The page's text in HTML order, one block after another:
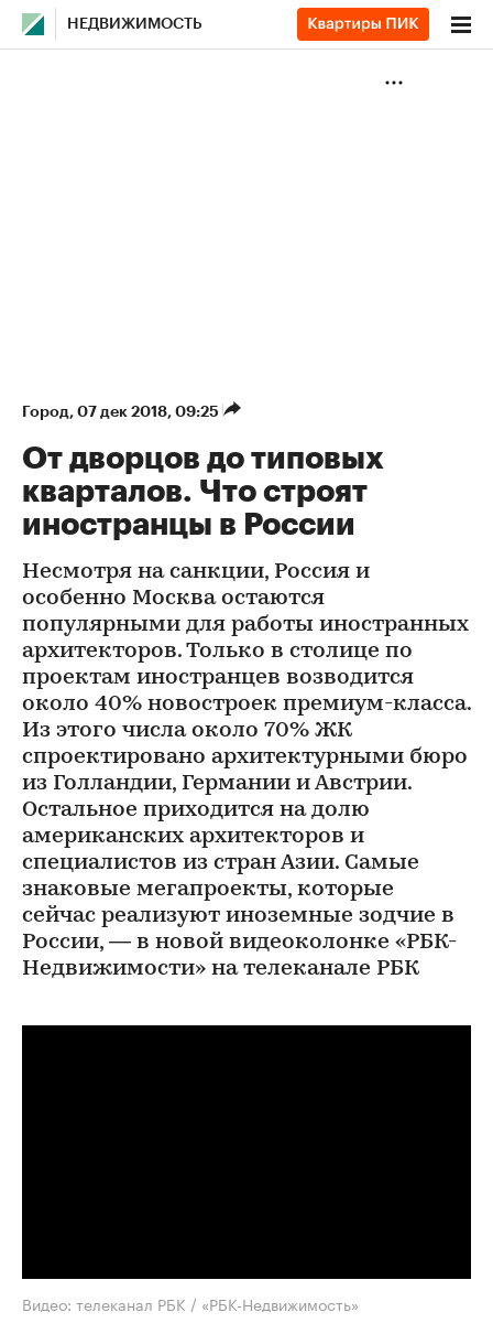
НЕДВИЖИМОСТЬ
Город⁠, 07 дек 2018, 09:25
От дворцов до типовых
кварталов. Что строят
иностранцы в России
Несмотря на санкции, Россия и
особенно Москва остаются
популярными для работы иностранных
архитекторов. Только в столице по
проектам иностранцев возводится
около 40% новостроек премиум-класса.
Из этого числа около 70% ЖК
спроектировано архитектурными бюро
из Голландии, Германии и Австрии.
Остальное приходится на долю
американских архитекторов и
специалистов из стран Азии. Самые
знаковые мегапроекты, которые
сейчас реализуют иноземные зодчие в
России, — в новой видеоколонке «РБК-
Недвижимости» на телеканале РБК
Видео: телеканал РБК / «РБК-Недвижимость»